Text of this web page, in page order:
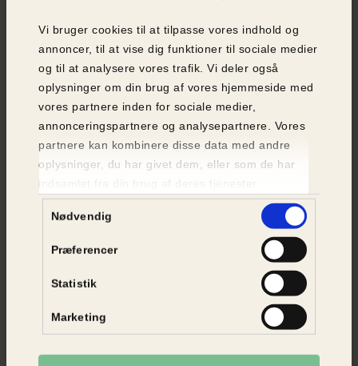
Vi bruger cookies til at tilpasse vores indhold og
annoncer, til at vise dig funktioner til sociale medier
og til at analysere vores trafik. Vi deler også
oplysninger om din brug af vores hjemmeside med
vores partnere inden for sociale medier,
annonceringspartnere og analysepartnere. Vores
partnere kan kombinere disse data med andre
oplysninger, du har givet dem, eller som de har
Nødvendig
Præferencer
Statistik
Marketing
Læs Dyrenes Beskyttelses pasningsvejledning for
e her